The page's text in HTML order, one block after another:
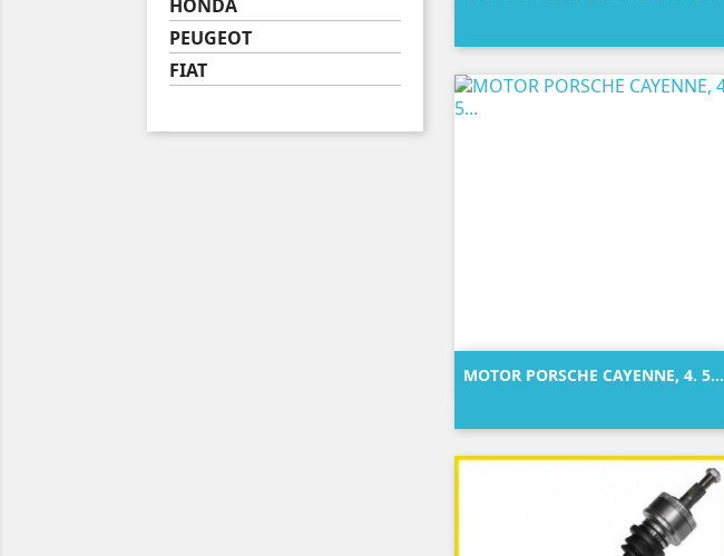
HONDA
PEUGEOT
FIAT
MOTOR PORSCHE CAYENNE, 4. 5...
 Vista rápida